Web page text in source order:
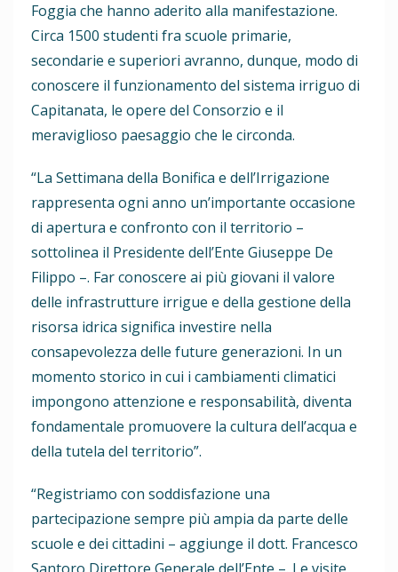
Foggia che hanno aderito alla manifestazione.
Circa 1500 studenti fra scuole primarie,
secondarie e superiori avranno, dunque, modo di
conoscere il funzionamento del sistema irriguo di
Capitanata, le opere del Consorzio e il
meraviglioso paesaggio che le circonda.
“La Settimana della Bonifica e dell’Irrigazione
rappresenta ogni anno un’importante occasione
di apertura e confronto con il territorio –
sottolinea il Presidente dell’Ente Giuseppe De
Filippo –. Far conoscere ai più giovani il valore
delle infrastrutture irrigue e della gestione della
risorsa idrica significa investire nella
consapevolezza delle future generazioni. In un
momento storico in cui i cambiamenti climatici
impongono attenzione e responsabilità, diventa
fondamentale promuovere la cultura dell’acqua e
della tutela del territorio”.
“Registriamo con soddisfazione una
partecipazione sempre più ampia da parte delle
scuole e dei cittadini – aggiunge il dott. Francesco